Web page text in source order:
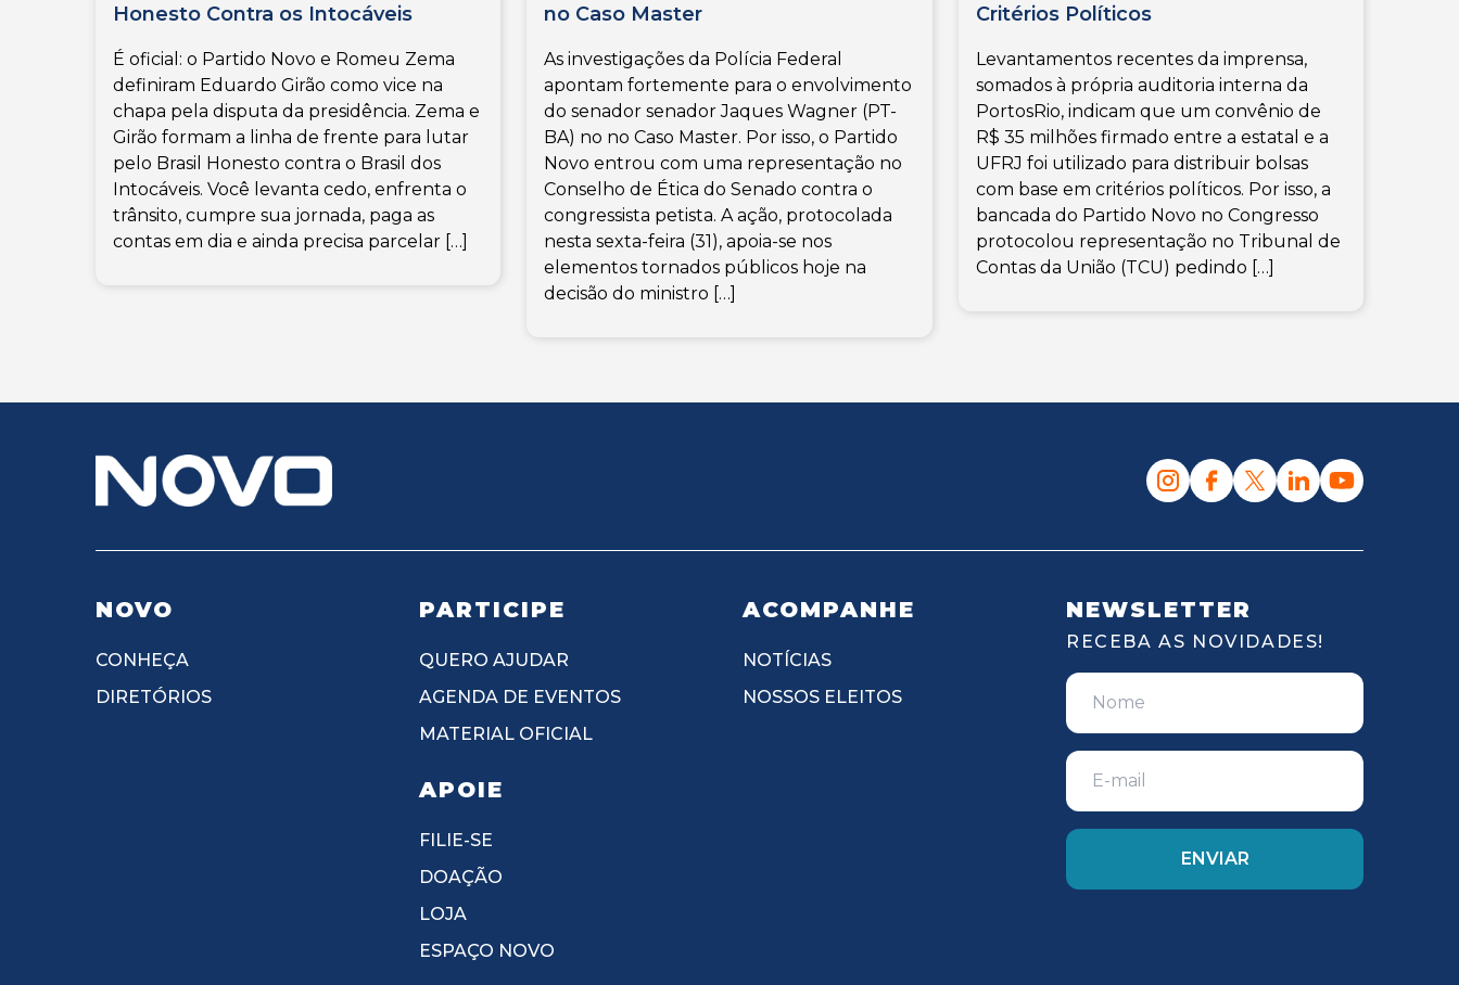
Honesto Contra os Intocáveis
É oficial: o Partido Novo e Romeu Zema
definiram Eduardo Girão como vice na
chapa pela disputa da presidência. Zema e
Girão formam a linha de frente para lutar
pelo Brasil Honesto contra o Brasil dos
Intocáveis. Você levanta cedo, enfrenta o
trânsito, cumpre sua jornada, paga as
contas em dia e ainda precisa parcelar […]
no Caso Master
As investigações da Polícia Federal
apontam fortemente para o envolvimento
do senador senador Jaques Wagner (PT-
BA) no no Caso Master. Por isso, o Partido
Novo entrou com uma representação no
Conselho de Ética do Senado contra o
congressista petista. A ação, protocolada
nesta sexta-feira (31), apoia-se nos
elementos tornados públicos hoje na
decisão do ministro […]
Critérios Políticos
Levantamentos recentes da imprensa,
somados à própria auditoria interna da
PortosRio, indicam que um convênio de
R$ 35 milhões firmado entre a estatal e a
UFRJ foi utilizado para distribuir bolsas
com base em critérios políticos. Por isso, a
bancada do Partido Novo no Congresso
protocolou representação no Tribunal de
Contas da União (TCU) pedindo […]
NOVO
CONHEÇA
DIRETÓRIOS
PARTICIPE
QUERO AJUDAR
AGENDA DE EVENTOS
MATERIAL OFICIAL
APOIE
FILIE-SE
DOAÇÃO
LOJA
ESPAÇO NOVO
ACOMPANHE
NOTÍCIAS
NOSSOS ELEITOS
NEWSLETTER
RECEBA AS NOVIDADES!